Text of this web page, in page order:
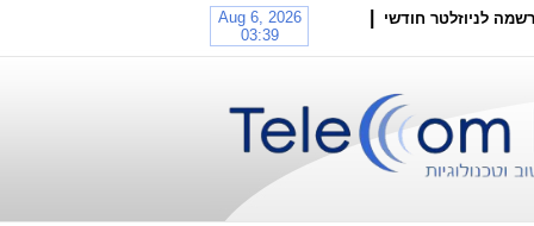
לניוזלטר חודשי